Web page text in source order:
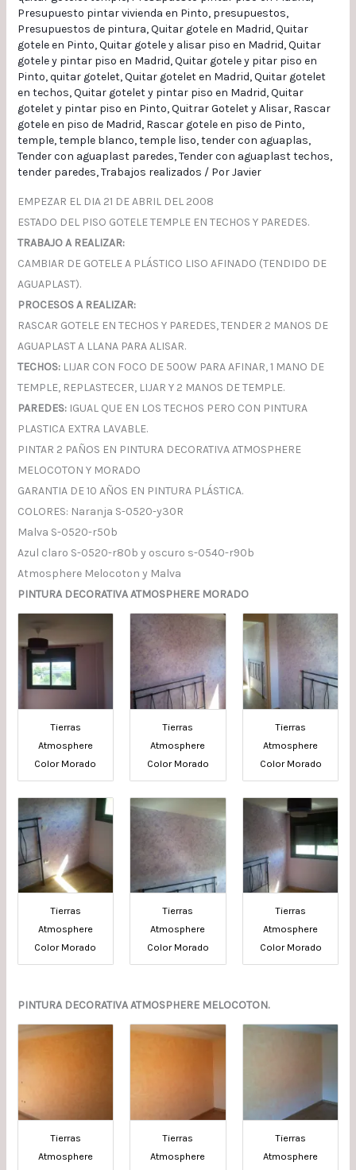
Presupuesto pintar vivienda en Pinto, presupuestos,
Presupuestos de pintura,Quitar gotele en Madrid,Quitar
gotele en Pinto,Quitar gotele y alisar piso en Madrid,Quitar
gotele y pintar piso en Madrid,Quitar gotele y pitar piso en
Pinto,quitar gotelet,Quitar gotelet en Madrid,Quitar gotelet
en techos,Quitar gotelet y pintar piso en Madrid,Quitar
gotelet y pintar piso en Pinto,Quitrar Gotelet y Alisar, Rascar
gotele en piso de Madrid, Rascar gotele en piso de Pinto,
temple,temple blanco,temple liso,tender con aguaplas,
Tender con aguaplast paredes,Tender con aguaplast techos,
tender paredes,Trabajos realizados / PorJavier
EMPEZAR EL DIA 21 DE ABRIL DEL 2008
ESTADO DEL PISO GOTELE TEMPLE EN TECHOS Y PAREDES.
TRABAJO A REALIZAR:
CAMBIAR DE GOTELE A PLÁSTICO LISO AFINADO (TENDIDO DE
AGUAPLAST).
PROCESOS A REALIZAR:
RASCAR GOTELE EN TECHOS Y PAREDES, TENDER 2 MANOS DE
AGUAPLAST A LLANA PARA ALISAR.
TECHOS:LIJAR CON FOCO DE 500W PARA AFINAR, 1 MANO DE
TEMPLE, REPLASTECER, LIJAR Y 2 MANOS DE TEMPLE.
PAREDES:IGUAL QUE EN LOS TECHOS PERO CON PINTURA
PLASTICA EXTRA LAVABLE.
PINTAR 2 PAÑOS EN PINTURA DECORATIVA ATMOSPHERE
MELOCOTON Y MORADO
GARANTIA DE 10 AÑOS EN PINTURA PLÁSTICA.
COLORES: Naranja S-0520-y30R
Malva S-0520-r50b
Azul claro S-0520-r80b y oscuro s-0540-r90b
Atmosphere Melocoton y Malva
PINTURA DECORATIVA ATMOSPHERE MORADO
Tierras
Atmosphere
Color Morado
Tierras
Atmosphere
Color Morado
Tierras
Atmosphere
Color Morado
Tierras
Atmosphere
Color Morado
Tierras
Atmosphere
Color Morado
Tierras
Atmosphere
Color Morado
PINTURA DECORATIVA ATMOSPHERE MELOCOTON.
Tierras
Atmosphere
Tierras
Atmosphere
Tierras
Atmosphere